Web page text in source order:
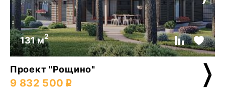
131 м2
Проект "Рощино"
9 832 500